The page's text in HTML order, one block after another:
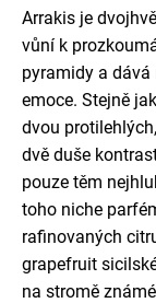
Arrakis je
vůní k
pyramidy a dává
emoce. Stejně
dvou
dvě duše
pouze těm
toho niche
rafinovaných
grapefruit
na stromě